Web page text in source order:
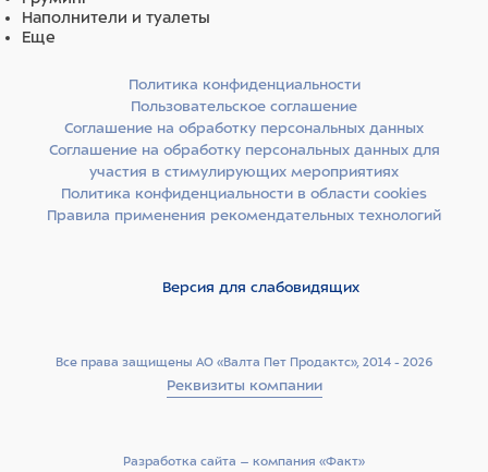
Наполнители и туалеты
Еще
Все права защищены АО «Валта Пет Продактс», 2014 - 2026
Реквизиты компании
Политика конфиденциальности
Пользовательское соглашение
Соглашение на обработку персональных данных
Соглашение на обработку персональных данных для
участия в стимулирующих мероприятиях
Политика конфиденциальности в области cookies
Правила применения рекомендательных технологий
Версия для слабовидящих
Разработка сайта –­ компания «Факт»